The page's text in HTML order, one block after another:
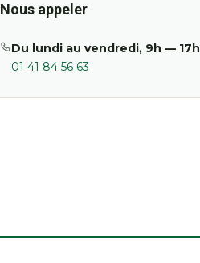
Nous appeler
Du lundi au vendredi, 9h — 17h
01 41 84 56 63